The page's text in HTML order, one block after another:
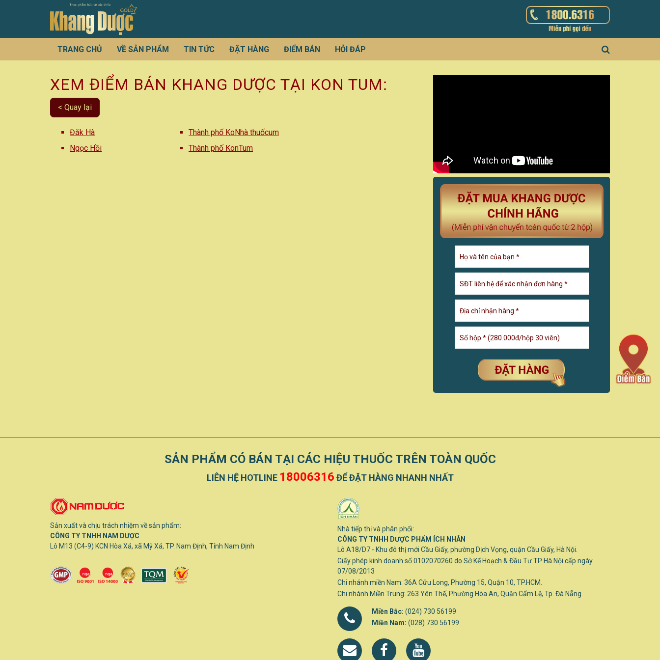
TRANG CHỦ VỀ SẢN PHẨM TIN TỨC ĐẶT HÀNG ĐIỂM BÁN HỎI ĐÁP
XEM ĐIỂM BÁN KHANG DƯỢC TẠI KON TUM:
< Quay lại
Đăk Hà
Ngọc Hồi
Thành phố KoNhà thuốcum
Thành phố KonTum
SẢN PHẨM CÓ BÁN TẠI CÁC HIỆU THUỐC TRÊN TOÀN QUỐC
LIÊN HỆ HOTLINE 18006316 ĐỂ ĐẶT HÀNG NHANH NHẤT
Sản xuất và chịu trách nhiệm về sản phẩm:
CÔNG TY TNHH NAM DƯỢC
Lô M13 (C4-9) KCN Hòa Xá, xã Mỹ Xá, TP. Nam Định, Tỉnh Nam Định
Nhà tiếp thị và phân phối:
CÔNG TY TNHH DƯỢC PHẨM ÍCH NHÂN
Lô A18/D7 - Khu đô thị mới Cầu Giấy, phường Dịch Vọng, quận Cầu Giấy, Hà Nội.
Giấy phép kinh doanh số 0102070260 do Sở Kế Hoạch & Đầu Tư TP Hà Nội cấp ngày
07/08/2013
Chi nhánh miền Nam: 36A Cửu Long, Phường 15, Quận 10, TP.HCM.
Chi nhánh Miền Trung: 263 Yên Thế, Phường Hòa An, Quận Cẩm Lệ, Tp. Đà Nẵng
Miền Bắc: (024) 730 56199
Miền Nam: (028) 730 56199